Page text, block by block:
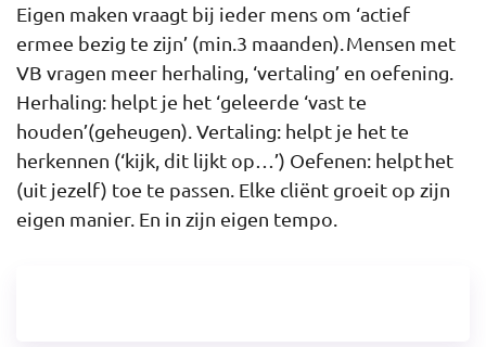
Eigen maken vraagt bij ieder mens om ‘actief
ermee bezig te zijn’ (min.3 maanden). Mensen met
VB vragen meer herhaling, ‘vertaling’ en oefening.
Herhaling: helpt je het ‘geleerde ‘vast te
houden’(geheugen). Vertaling: helpt je het te
herkennen (‘kijk, dit lijkt op…’) Oefenen: helpt het
(uit jezelf) toe te passen. Elke cliënt groeit op zijn
eigen manier. En in zijn eigen tempo.